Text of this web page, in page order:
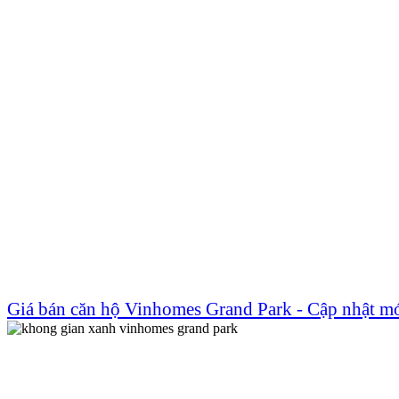
Giá bán căn hộ Vinhomes Grand Park - Cập nhật